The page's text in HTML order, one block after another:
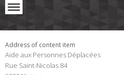
Skip
to
content
Skip to main content
Address of content item
Aide aux Personnes Déplacées
Rue Saint-Nicolas 84